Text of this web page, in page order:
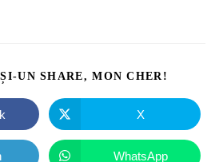
UN SHARE, MON CHER!
X
WhatsApp